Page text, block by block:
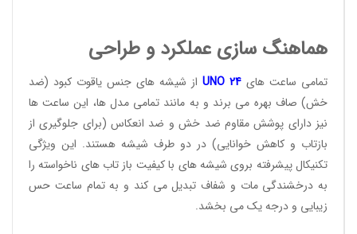
هماهنگ سازی عملکرد و طراحی
تمامی ساعت های UNO 24
از شیشه های جنس یاقوت کبود (ضد
خش) صاف بهره می برند و به مانند تمامی مدل ها، این ساعت ها
نیز دارای پوشش مقاوم ضد خش و ضد انعکاس (برای جلوگیری از
بازتاب و کاهش خوانایی) در دو طرف شیشه هستند. این ویژگی
تکنیکال پیشرفته بروی شیشه های با کیفیت باز تاب های ناخواسته را
به درخشندگی مات و شفاف تبدیل می کند و به تمام ساعت حس
زیبایی و درجه یک می بخشد.